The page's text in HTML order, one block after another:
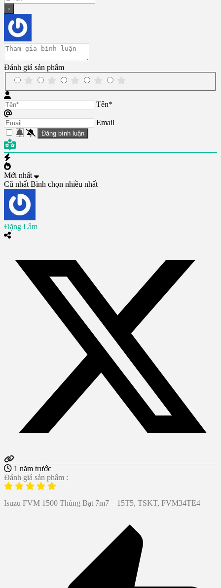
Đánh giá sản phẩm
Tên*
Email
Mới nhất
Cũ nhất Bình chọn nhiều nhất
Đặng Lâm
1 năm trước
Đánh giá sản phẩm :
Isuzu FVM 1500 Thùng Bạt 7m7 – 15T5, TSKT, FVM34TE4